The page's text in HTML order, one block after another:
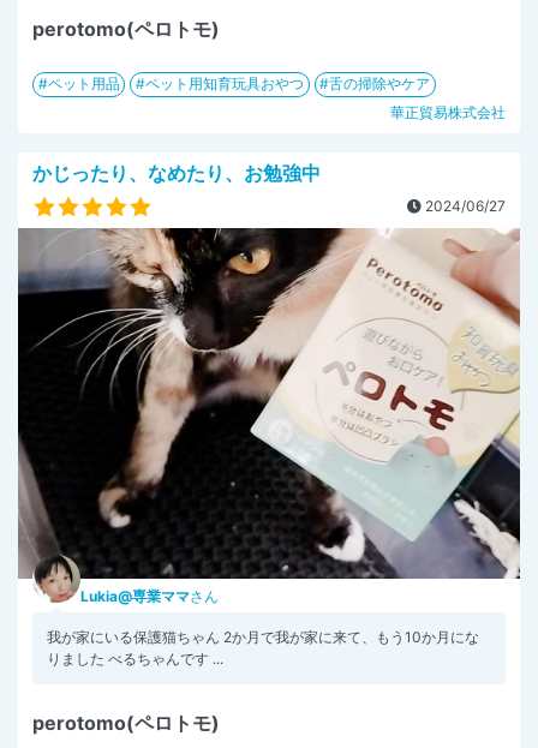
perotomo(ペロトモ)
ペット用品 ペット用知育玩具おやつ
舌の掃除やケア
華正貿易株式会社
かじったり、なめたり、お勉強中
2024/06/27
Lukia@専業ママさん
我が家にいる保護猫ちゃん 2か月で我が家に来て、もう10か月にな
りました べるちゃんです ...
perotomo(ペロトモ)